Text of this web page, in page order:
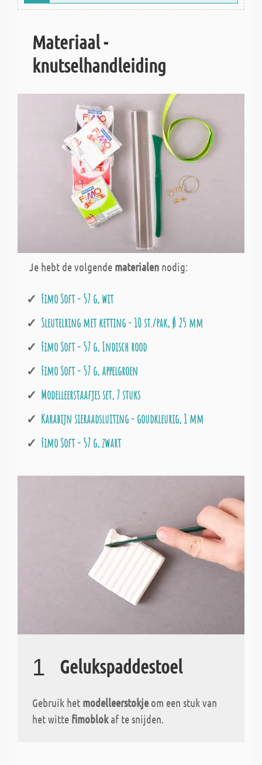
Materiaal -
knutselhandleiding
Je hebt de volgende materialen nodig:
Fimo Soft - 57 g, wit
Sleutelring met ketting - 10 st./pak, Ø 25 mm
Fimo Soft - 57 g, Indisch rood
Fimo Soft - 57 g, appelgroen
Modelleerstaafjes set, 7 stuks
Karabijn sieraadsluiting - goudkleurig, 1 mm
Fimo Soft - 57 g, zwart
1 Gelukspaddestoel
Gebruik het modelleerstokje om een stuk van
het witte fimoblokaf te snijden.